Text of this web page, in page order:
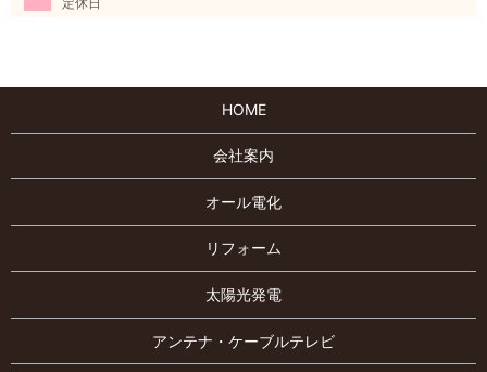
HOME
会社案内
オール電化
リフォーム
太陽光発電
アンテナ・ケーブルテレビ